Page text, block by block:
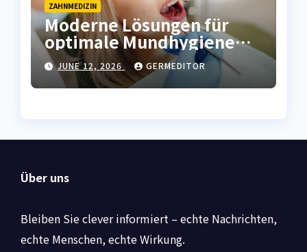
ZAHNMEDIZIN
Moderne Lösungen für
optimale Mundhygiene
und frischen Atem
JUNE 12, 2026 GERMEDITOR
Über uns
Bleiben Sie clever informiert – echte Nachrichten,
echte Menschen, echte Wirkung.